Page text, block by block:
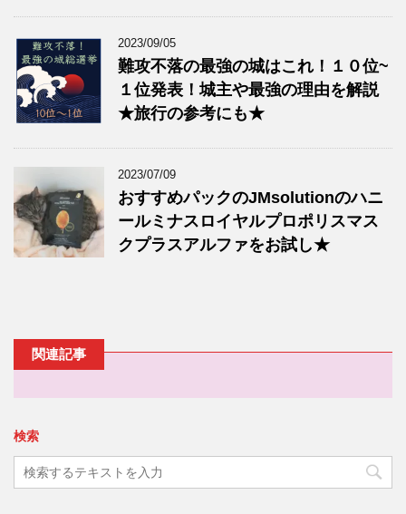
2023/09/05
難攻不落の最強の城はこれ！１０位~
１位発表！城主や最強の理由を解説
★旅行の参考にも★
2023/07/09
おすすめパックのJMsolutionのハニ
ールミナスロイヤルプロポリスマス
クプラスアルファをお試し★
関連記事
検索